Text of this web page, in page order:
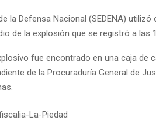
la Defensa Nacional (SEDENA)
de la explosión que se registró a las
fue encontrado en una caja de
de la Procuraduría General de